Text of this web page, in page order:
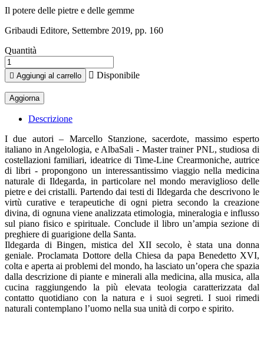
Il potere delle pietre e delle gemme
Gribaudi Editore, Settembre 2019, pp. 160
Quantità
 Aggiungi al carrello  Disponibile
Descrizione
I due autori – Marcello Stanzione, sacerdote, massimo esperto
italiano in Angelologia, e AlbaSali - Master trainer PNL, studiosa di
costellazioni familiari, ideatrice di Time-Line Crearmoniche, autrice
di libri - propongono un interessantissimo viaggio nella medicina
naturale di Ildegarda, in particolare nel mondo meraviglioso delle
pietre e dei cristalli. Partendo dai testi di Ildegarda che descrivono le
virtù curative e terapeutiche di ogni pietra secondo la creazione
divina, di ognuna viene analizzata etimologia, mineralogia e influsso
sul piano fisico e spirituale. Conclude il libro un’ampia sezione di
preghiere di guarigione della Santa.
Ildegarda di Bingen, mistica del XII secolo, è stata una donna
geniale. Proclamata Dottore della Chiesa da papa Benedetto XVI,
colta e aperta ai problemi del mondo, ha lasciato un’opera che spazia
dalla descrizione di piante e minerali alla medicina, alla musica, alla
cucina raggiungendo la più elevata teologia caratterizzata dal
contatto quotidiano con la natura e i suoi segreti. I suoi rimedi
naturali contemplano l’uomo nella sua unità di corpo e spirito.